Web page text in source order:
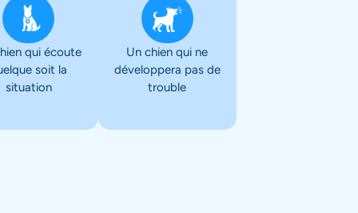
qui écoute
soit la
situation
Un chien qui ne
développera pas de
trouble